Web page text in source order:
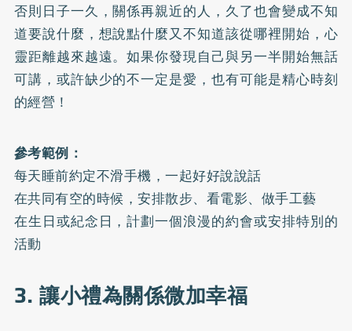
否則日子一久，關係再親近的人，久了也會變成不知
道要說什麼，想說點什麼又不知道該從哪裡開始，心
靈距離越來越遠。如果你發現自己與另一半開始無話
可講，或許缺少的不一定是愛，也有可能是精心時刻
的經營！
參考範例：
每天睡前約定不滑手機，一起好好說說話
在共同有空的時候，安排散步、看電影、做手工藝
在生日或紀念日，計劃一個浪漫的約會或安排特別的
活動
3. 讓小禮為關係微加幸福